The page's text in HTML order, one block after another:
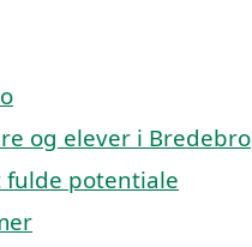
og elever i Bredebro
potentiale